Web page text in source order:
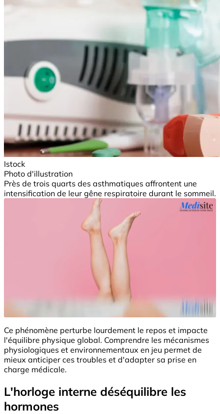
Istock
Photo d'illustration
Près de trois quarts des asthmatiques affrontent une
intensification de leur gêne respiratoire durant le sommeil.
Ce phénomène perturbe lourdement le repos et impacte
l'équilibre physique global. Comprendre les mécanismes
physiologiques et environnementaux en jeu permet de
mieux anticiper ces troubles et d'adapter sa prise en
charge médicale.
L'horloge interne déséquilibre les
hormones